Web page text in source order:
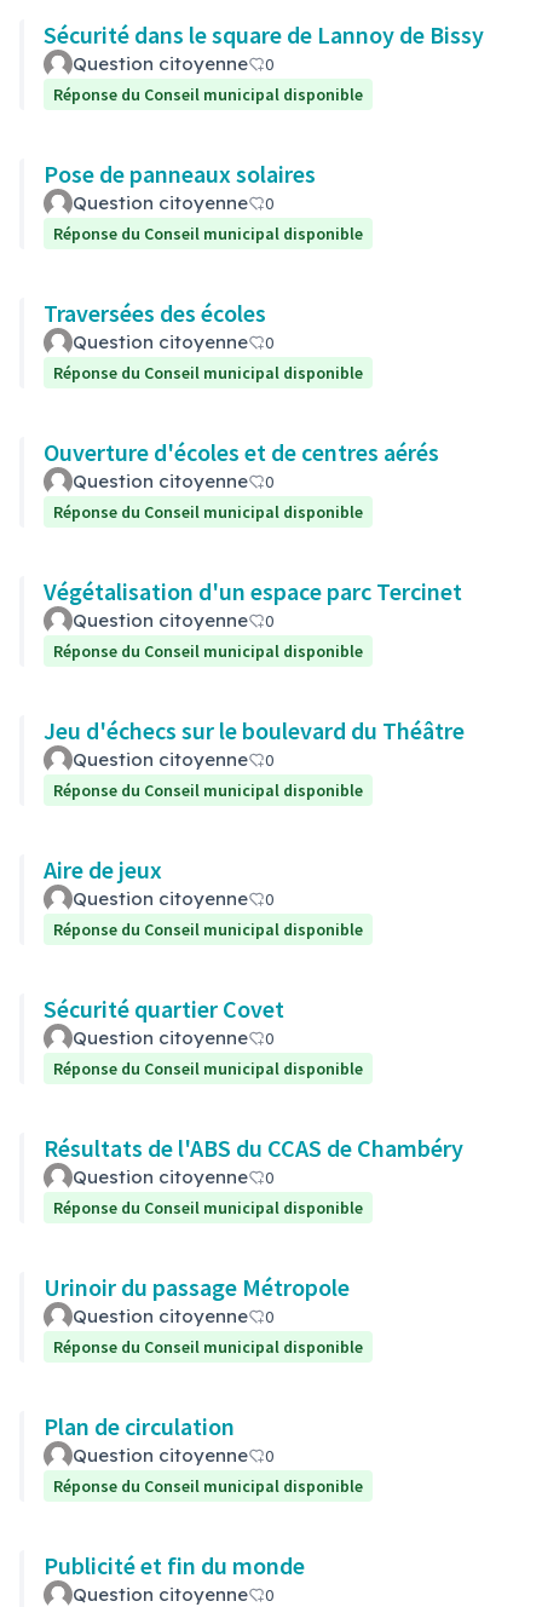
Sécurité dans le square de Lannoy de Bissy
Question citoyenne
0
Réponse du Conseil municipal disponible
Pose de panneaux solaires
Question citoyenne
0
Réponse du Conseil municipal disponible
Traversées des écoles
Question citoyenne
0
Réponse du Conseil municipal disponible
Ouverture d'écoles et de centres aérés
Question citoyenne
0
Réponse du Conseil municipal disponible
Végétalisation d'un espace parc Tercinet
Question citoyenne
0
Réponse du Conseil municipal disponible
Jeu d'échecs sur le boulevard du Théâtre
Question citoyenne
0
Réponse du Conseil municipal disponible
Aire de jeux
Question citoyenne
0
Réponse du Conseil municipal disponible
Sécurité quartier Covet
Question citoyenne
0
Réponse du Conseil municipal disponible
Résultats de l'ABS du CCAS de Chambéry
Question citoyenne
0
Réponse du Conseil municipal disponible
Urinoir du passage Métropole
Question citoyenne
0
Réponse du Conseil municipal disponible
Plan de circulation
Question citoyenne
0
Réponse du Conseil municipal disponible
Publicité et fin du monde
Question citoyenne
0